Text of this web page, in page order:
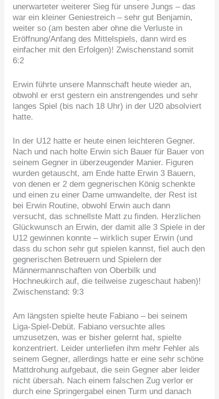
unerwarteter weiterer Sieg für unsere Jungs – das
war ein kleiner Geniestreich – sehr gut Benjamin,
weiter so (am besten aber ohne die Verluste in
Eröffnung/Anfang des Mittelspiels, dann wird es
einfacher mit den Erfolgen)! Zwischenstand somit
6:2
Erwin führte unsere Mannschaft heute wieder an,
obwohl er erst gestern ein anstrengendes und sehr
langes Spiel (bis nach 18 Uhr) in der U20 absolviert
hatte.
In der U12 hatte er heute einen leichteren Gegner.
Nach und nach holte Erwin sich Bauer für Bauer von
seinem Gegner in überzeugender Manier. Figuren
wurden getauscht, am Ende hatte Erwin 3 Bauern,
von denen er 2 dem gegnerischen König schenkte
und einen zu einer Dame umwandelte, der Rest ist
bei Erwin Routine, obwohl Erwin auch dann
versucht, das schnellste Matt zu finden. Herzlichen
Glückwunsch an Erwin, der damit alle 3 Spiele in der
U12 gewinnen konnte – wirklich super Erwin (und
dass du schon sehr gut spielen kannst, fiel auch den
gegnerischen Betreuern und Spielern der
Männermannschaften von Oberbilk und
Hochneukirch auf, die teilweise zugeschaut haben)!
Zwischenstand: 9:3
Am längsten spielte heute Fabiano – bei seinem
Liga-Spiel-Debüt. Fabiano versuchte alles
umzusetzen, was er bisher gelernt hat, spielte
konzentriert. Leider unterliefen ihm mehr Fehler als
seinem Gegner, allerdings hatte er eine sehr schöne
Mattdrohung aufgebaut, die sein Gegner aber leider
nicht übersah. Nach einem falschen Zug verlor er
durch eine Springergabel einen Turm und danach